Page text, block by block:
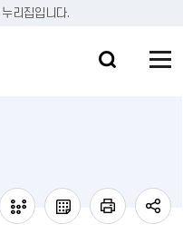
기
리집입니다.